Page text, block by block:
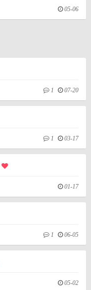
05-06
1 07-20
1 03-17
01-17
1 06-05
05-02